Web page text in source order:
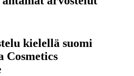
kielellä suomi
Cosmetics